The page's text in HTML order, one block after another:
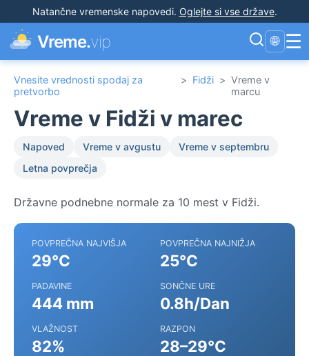
Natančne vremenske napovedi. Oglejte si vse države.
Vreme.vip 🌐 ☰
Vnesite vrednosti spodaj za
pretvorbo
> Fidži > Vreme v
marcu
Vreme v Fidži v marec
Napoved Vreme v avgustu
Vreme v septembru
Letna povprečja
Državne podnebne normale za 10 mest v Fidži.
POVPREČNA NAJVIŠJA
29°C
POVPREČNA NAJNIŽJA
25°C
PADAVINE
444 mm
SONČNE URE
0.8h/Dan
VLAŽNOST
82%
RAZPON
28–29°C